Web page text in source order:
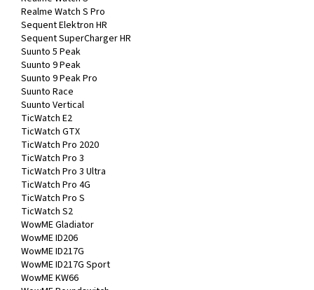
Realme Watch S Pro
Sequent Elektron HR
Sequent SuperCharger HR
Suunto 5 Peak
Suunto 9 Peak
Suunto 9 Peak Pro
Suunto Race
Suunto Vertical
TicWatch E2
TicWatch GTX
TicWatch Pro 2020
TicWatch Pro 3
TicWatch Pro 3 Ultra
TicWatch Pro 4G
TicWatch Pro S
TicWatch S2
WowME Gladiator
WowME ID206
WowME ID217G
WowME ID217G Sport
WowME KW66